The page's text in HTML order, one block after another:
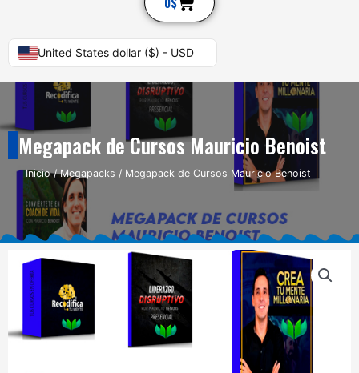
United States dollar ($) - USD
Megapack de Cursos Mauricio Benoist
Inicio/Megapacks / Megapack de Cursos Mauricio Benoist